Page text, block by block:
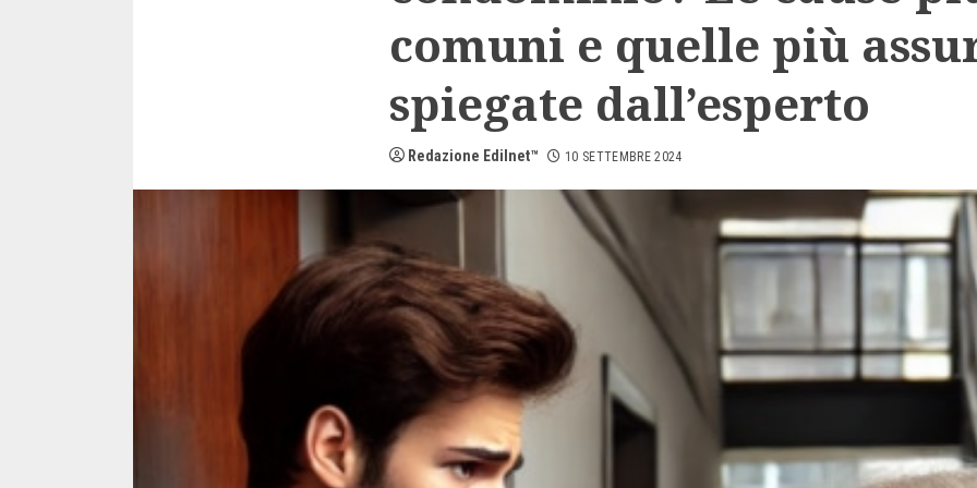
comuni e quelle più
spiegate dall’esperto
Redazione Edilnet™ 10 SETTEMBRE 2024